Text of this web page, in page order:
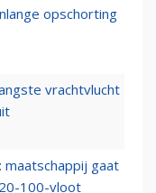
opschorting
vrachtvlucht
maatschappij gaat
100-vloot